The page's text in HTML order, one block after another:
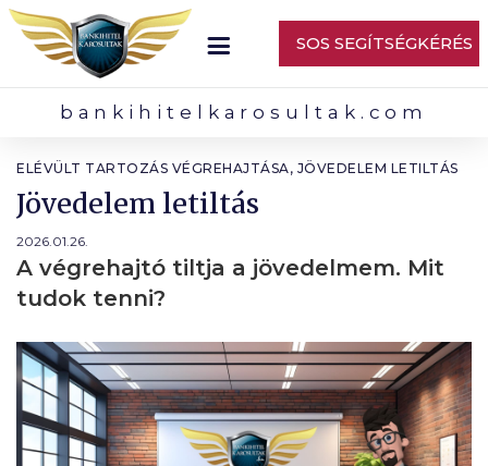
SOS SEGÍTSÉGKÉRÉS
bankihitelkarosultak.com
ELÉVÜLT TARTOZÁS VÉGREHAJTÁSA, JÖVEDELEM LETILTÁS
Jövedelem letiltás
2026.01.26.
A végrehajtó tiltja a jövedelmem. Mit
tudok tenni?